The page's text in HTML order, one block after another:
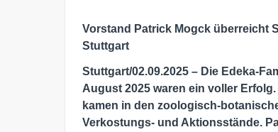
Vorstand Patrick Mogck überreicht
Stuttgart
Stuttgart/02.09.2025 – Die Edeka-
August 2025 waren ein voller
kamen in den zoologisch-
Verkostungs- und Aktionsstände.